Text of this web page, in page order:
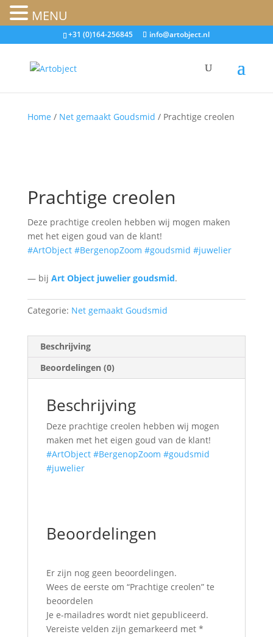
+31 (0)164-256845 info@artobject.nl
Home / Net gemaakt Goudsmid / Prachtige creolen
Prachtige creolen
Deze prachtige creolen hebben wij mogen maken
met het eigen goud van de klant!
#ArtObject #BergenopZoom #goudsmid #juwelier
— bij Art Object juwelier goudsmid.
Categorie: Net gemaakt Goudsmid
Beschrijving
Beoordelingen (0)
Beschrijving
Deze prachtige creolen hebben wij mogen
maken met het eigen goud van de klant!
#ArtObject #BergenopZoom #goudsmid
#juwelier
Beoordelingen
Er zijn nog geen beoordelingen.
Wees de eerste om “Prachtige creolen” te
beoordelen
Je e-mailadres wordt niet gepubliceerd.
Vereiste velden zijn gemarkeerd met *
MENU